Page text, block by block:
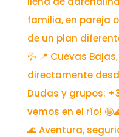
🌊 Aventura,